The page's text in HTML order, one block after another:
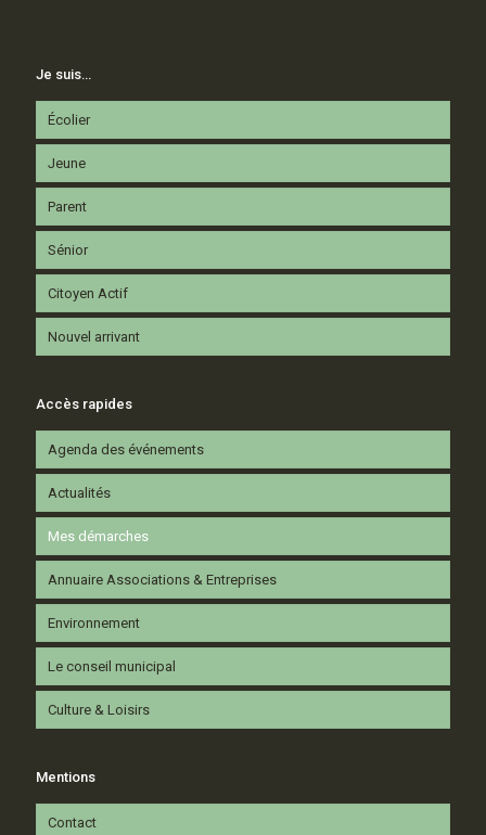
Je suis…
Écolier
Jeune
Parent
Sénior
Citoyen Actif
Nouvel arrivant
Accès rapides
Agenda des événements
Actualités
Mes démarches
Annuaire Associations & Entreprises
Environnement
Le conseil municipal
Culture & Loisirs
Mentions
Contact